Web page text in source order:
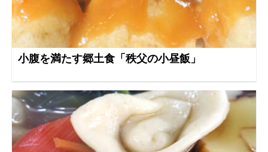
小腹を満たす郷土食「秩父の小昼飯」